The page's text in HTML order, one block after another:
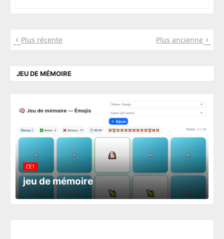
Plus récente Plus ancienne
JEU DE MÉMOIRE
CE1
jeu de mémoire